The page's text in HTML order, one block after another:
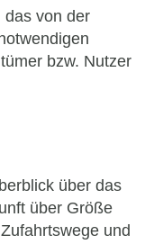
das von der
bzw. Nutzer
über das
über Größe
und